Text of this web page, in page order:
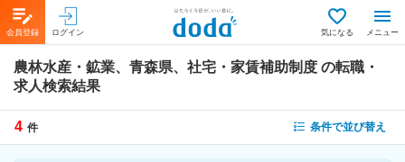
会員登録 ログイン 気になる メニュー
農林水産・鉱業、青森県、社宅・家賃補助制度 の転職・
求人検索結果
4 件 条件で並び替え